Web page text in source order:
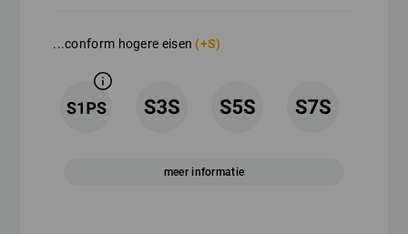
...conform hogere eisen (+S)
meer informatie